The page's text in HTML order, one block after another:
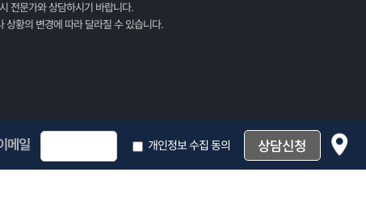
전문가와 상담하시기 바랍니다.
상황의 변경에 따라 달라질 수 있습니다.
메일 개인정보 수집 동의